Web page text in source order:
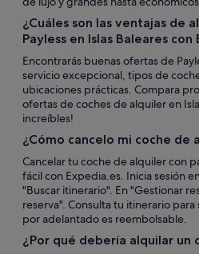
¿Cuáles son las ventajas de
Payless en Islas Baleares con
Encontrarás buenas ofertas de
servicio excepcional, tipos de
ubicaciones prácticas. Compara
ofertas de coches de alquiler en
increíbles!
¿Cómo cancelo mi coche de
Cancelar tu coche de alquiler con
fácil con Expedia.es. Inicia sesión
"Buscar itinerario". En "Gestionar
reserva". Consulta tu itinerario
por adelantado es reembolsable.
¿Por qué debería alquilar un